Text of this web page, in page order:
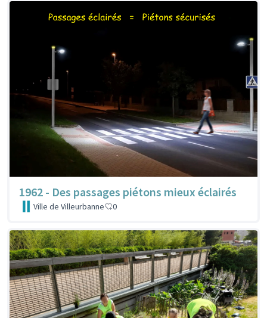
1962 - Des passages piétons mieux éclairés
Ville de Villeurbanne 0